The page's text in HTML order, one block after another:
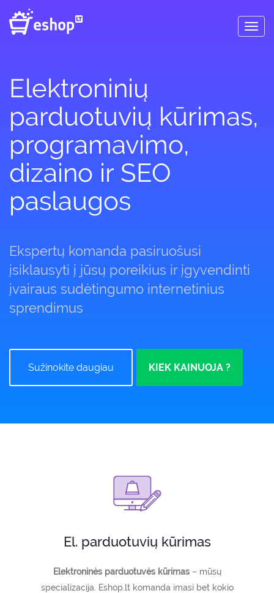
Elektroninių
parduotuvių kūrimas,
programavimo,
dizaino ir SEO
paslaugos
Ekspertų komanda pasiruošusi
įsiklausyti į jūsų poreikius ir įgyvendinti
įvairaus sudėtingumo internetinius
sprendimus
Sužinokite daugiau KIEK KAINUOJA ?
El. parduotuvių kūrimas
Elektroninės parduotuvės kūrimas– mūsų
specializacija. Eshop.lt komanda imasi bet kokio